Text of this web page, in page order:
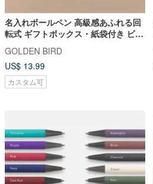
名入れボールペン 高級感あふれる回
転式 ギフトボックス・紙袋付き ビジ
ネスシーンに最適な文房具
GOLDEN BIRD
US$ 13.99
カスタム可